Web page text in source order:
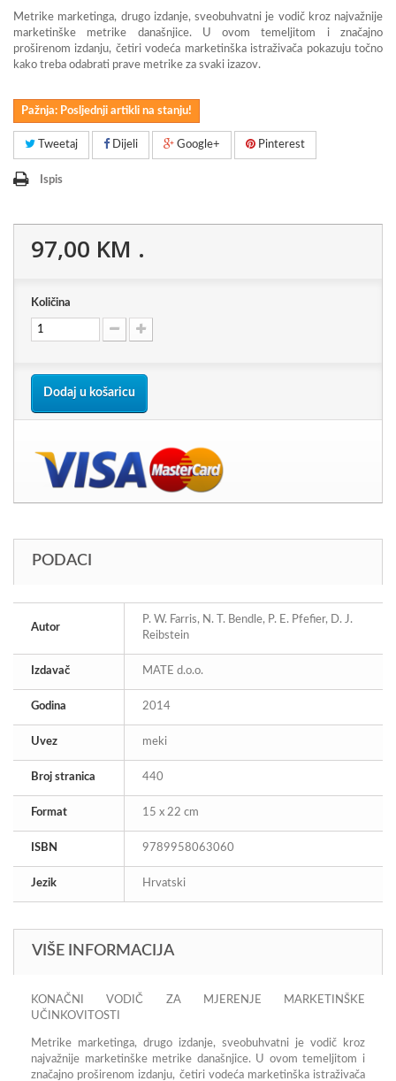
Metrike marketinga, drugo izdanje, sveobuhvatni je vodič kroz najvažnije
marketinške metrike današnjice. U ovom temeljitom i značajno
proširenom izdanju, četiri vodeća marketinška istraživača pokazuju točno
kako treba odabrati prave metrike za svaki izazov.
Pažnja: Posljednji artikli na stanju!
Tweetaj Dijeli Google+ Pinterest
Ispis
97,00 KM .
Količina
Dodaj u košaricu
PODACI
Autor
P. W. Farris, N. T. Bendle, P. E. Pfefier, D. J.
Reibstein
Izdavač MATE d.o.o.
Godina 2014
Uvez meki
Broj stranica 440
Format 15 x 22 cm
ISBN 9789958063060
Jezik Hrvatski
VIŠE INFORMACIJA
KONAČNI VODIČ ZA MJERENJE MARKETINŠKE
UČINKOVITOSTI
Metrike marketinga, drugo izdanje, sveobuhvatni je vodič kroz
najvažnije marketinške metrike današnjice. U ovom temeljitom i
značajno proširenom izdanju, četiri vodeća marketinška istraživača